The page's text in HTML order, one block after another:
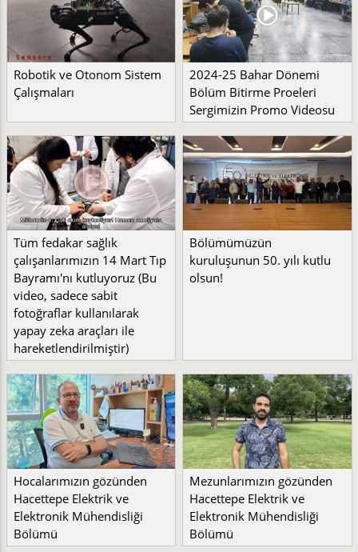
Robotik ve Otonom Sistem
Çalışmaları
2024-25 Bahar Dönemi
Bölüm Bitirme Proeleri
Sergimizin Promo Videosu
Tüm fedakar sağlık
çalışanlarımızın 14 Mart Tıp
Bayramı'nı kutluyoruz (Bu
video, sadece sabit
fotoğraflar kullanılarak
yapay zeka araçları ile
hareketlendirilmiştir)
Bölümümüzün
kuruluşunun 50. yılı kutlu
olsun!
Hocalarımızın gözünden
Hacettepe Elektrik ve
Elektronik Mühendisliği
Bölümü
Mezunlarımızın gözünden
Hacettepe Elektrik ve
Elektronik Mühendisliği
Bölümü